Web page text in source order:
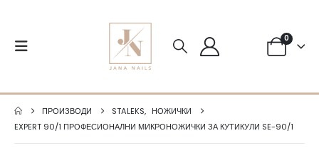
0
ПРОИЗВОДИ STALEKS, НОЖИЧКИ
EXPERT 90/1 ПРОФЕСИОНАЛНИ МИКРОНОЖИЧКИ ЗА КУТИКУЛИ SE-90/1